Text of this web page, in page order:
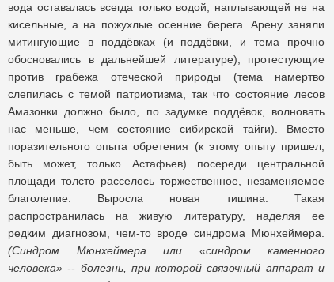
вода оставалась всегда только водой, наплывающей не на
кисельные, а на пожухлые осенние берега. Арену заняли
митингующие в поддёвках (и поддёвки, и тема прочно
обосновались в дальнейшей литературе), протестующие
против грабежа отеческой природы (тема намертво
слепилась с темой патриотизма, так что состояние лесов
Амазонки должно было, по задумке поддёвок, волновать
нас меньше, чем состояние сибирской тайги). Вместо
поразительного опыта обретения (к этому опыту пришел,
быть может, только Астафьев) посереди центральной
площади толсто расселось торжественное, незаменяемое
благолепие. Выросла новая тишина. Такая
распространилась на живую литературу, наделяя ее
редким диагнозом, чем-то вроде синдрома Мюнхеймера.
(Синдром Мюнхеймера или «синдром каменного
человека» -- болезнь, при которой связочный аппарат и